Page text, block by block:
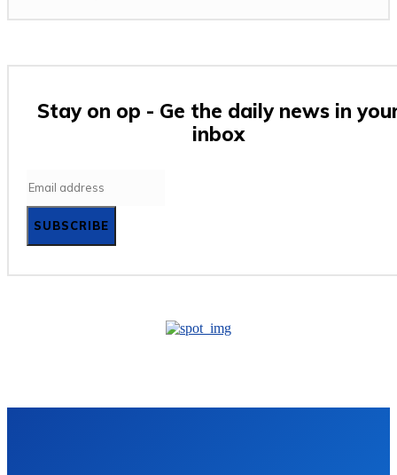
Stay on op - Ge the daily news in
inbox
SUBSCRIBE